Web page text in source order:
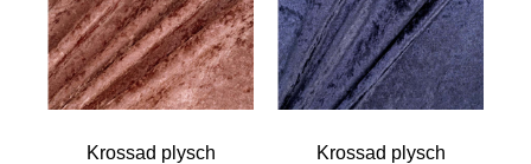
Krossad plysch Krossad plysch